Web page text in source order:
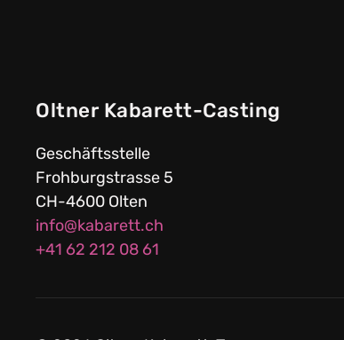
Oltner Kabarett-Casting
Geschäftsstelle
Frohburgstrasse 5
CH-4600 Olten
info@kabarett.ch
+41 62 212 08 61